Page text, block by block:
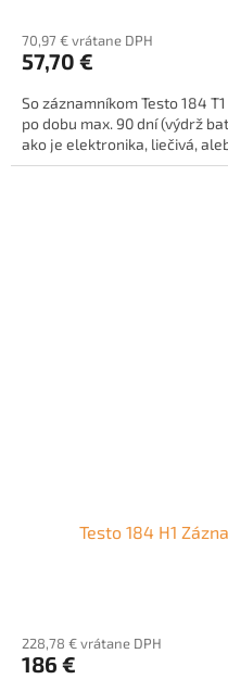
70,97 € vrátane DPH
57,70 €
So záznamníkom Testo 184
po dobu max. 90 dní (výdrž
ako je elektronika, liečivá,
Testo 184 H1
228,78 € vrátane DPH
186 €